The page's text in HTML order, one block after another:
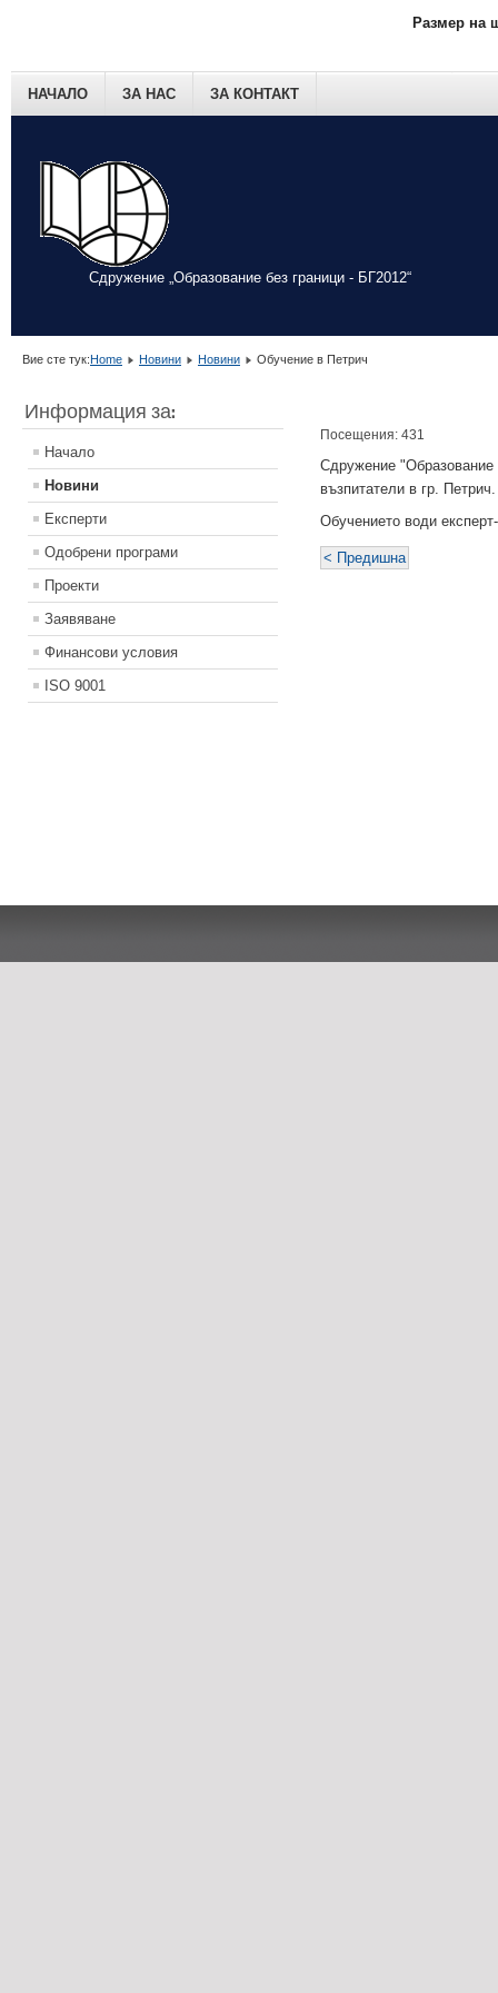
Сдружение „Образование без граници - БГ2012“
НАЧАЛО ЗА НАС ЗА КОНТАКТ
Размер на
Вие сте тук: Home Новини Новини Обучение в Петрич
Информация за:
Начало
Новини
Експерти
Одобрени програми
Проекти
Заявяване
Финансови условия
ISO 9001
Посещения: 431
Сдружение "Образование
възпитатели в гр. Петрич.
Обучението води
< Предишна